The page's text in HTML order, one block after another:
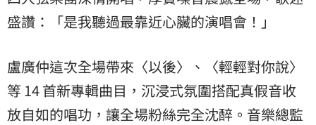
盛讚：「是我聽過最靠近心臟的演唱會！」
盧廣仲這次全場帶來〈以後〉、〈輕輕對你說〉
等 14 首新專輯曲目，沉浸式氛圍搭配真假音收
放自如的唱功，讓全場粉絲完全沈醉。音樂總監